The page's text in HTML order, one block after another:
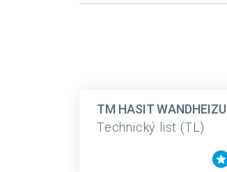
TM HASIT
Technický list (TL)